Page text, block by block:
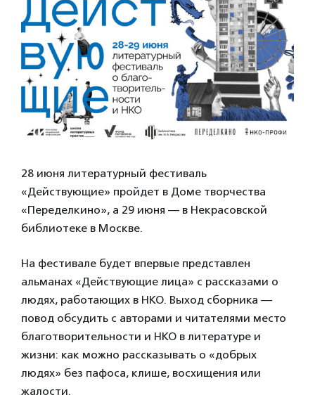
28 июня литературный фестиваль
«Действующие» пройдет в Доме творчества
«Переделкино», а 29 июня — в Некрасовской
библиотеке в Москве.
На фестивале будет впервые представлен
альманах «Действующие лица» с рассказами о
людях, работающих в НКО. Выход сборника —
повод обсудить с авторами и читателями место
благотворительности и НКО в литературе и
жизни: как можно рассказывать о «добрых
людях» без пафоса, клише, восхищения или
жалости.